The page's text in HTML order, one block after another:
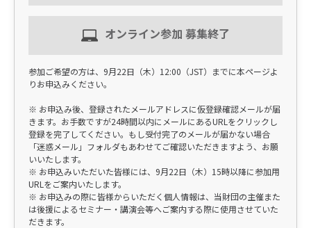
オンライン参加 募集終了
参加ご希望の方は、9月22日（木）12:00（JST）までに本ページよ
りお申込みください。
※ お申込み後、登録されたメールアドレスに仮登録確認メールが届
きます。お手数ですが24時間以内にメールにあるURLをクリックし
登録を完了してください。もし受付完了のメールが届かない場合
「迷惑メール」フォルダもあわせてご確認いただきますよう、お願
いいたします。
※ お申込みいただいた皆様には、9月22日（木）15時以降に参加用
URLをご案内いたします。
※ お申込みの際に皆様からいただく個人情報は、当財団の主催また
は後援によるセミナー・講演会等へご案内する際に使用させていた
だきます。